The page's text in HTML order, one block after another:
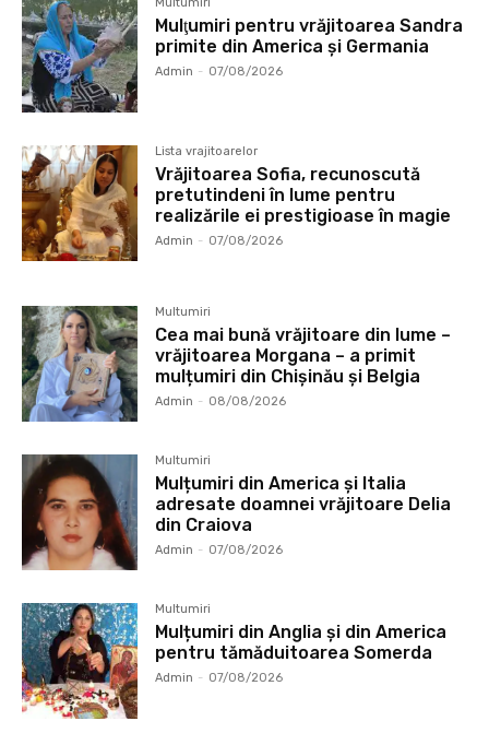
Mulţumiri pentru vrăjitoarea Sandra
primite din America și Germania
Admin - 07/08/2026
Lista vrajitoarelor
Vrăjitoarea Sofia, recunoscută
pretutindeni în lume pentru
realizările ei prestigioase în magie
Admin - 07/08/2026
Multumiri
Cea mai bună vrăjitoare din lume –
vrăjitoarea Morgana – a primit
mulțumiri din Chișinău și Belgia
Admin - 08/08/2026
Multumiri
Mulțumiri din America și Italia
adresate doamnei vrăjitoare Delia
din Craiova
Admin - 07/08/2026
Multumiri
Mulțumiri din Anglia și din America
pentru tămăduitoarea Somerda
Admin - 07/08/2026